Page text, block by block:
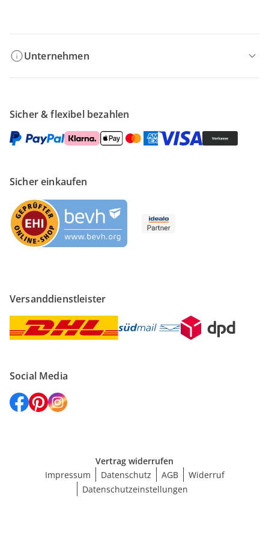
Unternehmen
Sicher & flexibel bezahlen
Sicher einkaufen
Versanddienstleister
Social Media
Vertrag widerrufen
Impressum
Datenschutz AGB
Widerruf
Datenschutzeinstellungen